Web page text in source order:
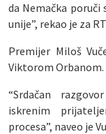
da Nemačka poruči
unije”, rekao je za
Premijer Miloš
Viktorom Orbanom.
“Srdačan
iskrenim
procesa”, naveo je